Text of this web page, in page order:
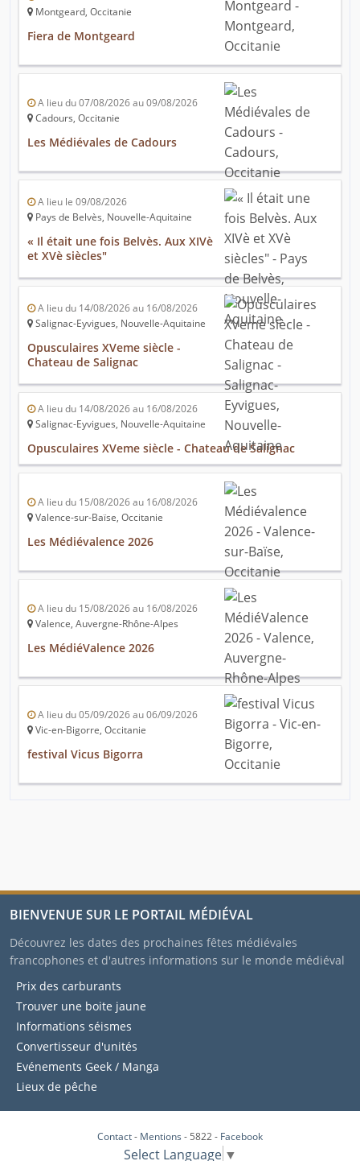
Montgeard, Occitanie
Fiera de Montgeard
A lieu du 07/08/2026 au 09/08/2026
Cadours, Occitanie
Les Médiévales de Cadours
A lieu le 09/08/2026
Pays de Belvès, Nouvelle-Aquitaine
« Il était une fois Belvès. Aux XIVè
et XVè siècles"
A lieu du 14/08/2026 au 16/08/2026
Salignac-Eyvigues, Nouvelle-Aquitaine
Opusculaires XVeme siècle -
Chateau de Salignac
A lieu du 14/08/2026 au 16/08/2026
Salignac-Eyvigues, Nouvelle-Aquitaine
Opusculaires XVeme siècle - Chateau de Salignac
A lieu du 15/08/2026 au 16/08/2026
Valence-sur-Baïse, Occitanie
Les Médiévalence 2026
A lieu du 15/08/2026 au 16/08/2026
Valence, Auvergne-Rhône-Alpes
Les MédiéValence 2026
A lieu du 05/09/2026 au 06/09/2026
Vic-en-Bigorre, Occitanie
festival Vicus Bigorra
BIENVENUE SUR LE PORTAIL MÉDIÉVAL
Découvrez les dates des prochaines fêtes médiévales
francophones et d'autres informations sur le monde médiéval
Prix des carburants
Trouver une boite jaune
Informations séismes
Convertisseur d'unités
Evénements Geek / Manga
Lieux de pêche
Contact- Mentions - 5822 - Facebook
Select Language ▼